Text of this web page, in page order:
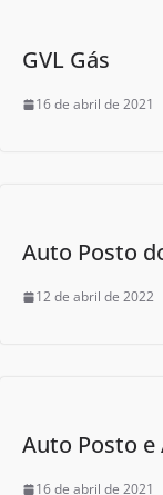
GVL Gás
16 de abril de 2021
Auto Posto
12 de abril de 2022
Auto Posto e
16 de abril de 2021